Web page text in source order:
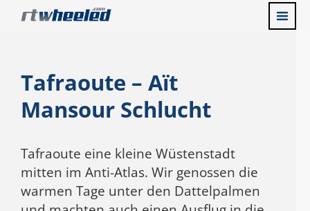
Tafraoute – Aït
Mansour Schlucht
Tafraoute eine kleine Wüstenstadt
mitten im Anti-Atlas. Wir genossen die
warmen Tage unter den Dattelpalmen